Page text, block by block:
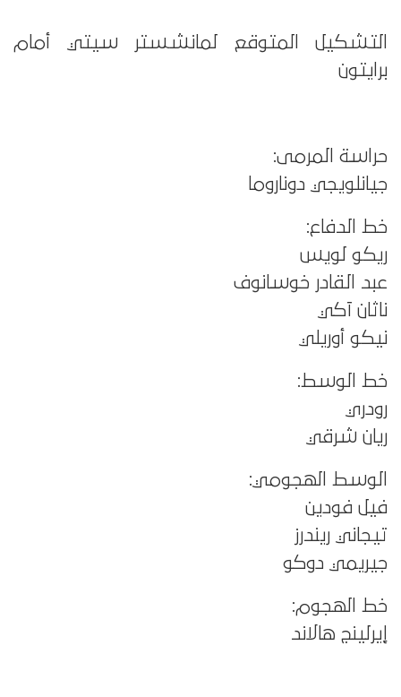
التشكيل المتوقع لمانشستر سيتي أمام
برايتون
حراسة المرمى:
جيانلويجي دوناروما
خط الدفاع:
ريكو لويس
عبد القادر خوسانوف
ناثان آكي
نيكو أوريلي
خط الوسط:
رودري
ريان شرقي
الوسط الهجومي:
فيل فودين
تيجاني ريندرز
جيريمي دوكو
خط الهجوم:
إيرلينج هالاند